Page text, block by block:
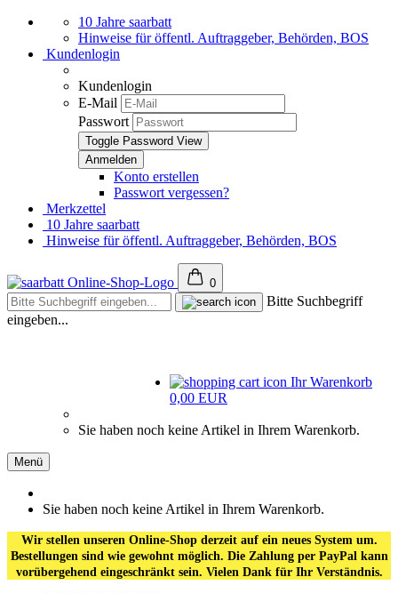
10 Jahre saarbatt
Hinweise für öffentl. Auftraggeber, Behörden, BOS
Kundenlogin
Kundenlogin
E-Mail
Passwort
Toggle Password View
Konto erstellen
Passwort vergessen?
Merkzettel
10 Jahre saarbatt
Hinweise für öffentl. Auftraggeber, Behörden, BOS
0
Bitte Suchbegriff
eingeben...
Ihr Warenkorb
0,00 EUR
Sie haben noch keine Artikel in Ihrem Warenkorb.
Menü
Sie haben noch keine Artikel in Ihrem Warenkorb.
Wir stellen unseren Online-Shop derzeit auf ein neues System um.
Bestellungen sind wie gewohnt möglich. Die Zahlung per PayPal kann
vorübergehend eingeschränkt sein. Vielen Dank für Ihr Verständnis.